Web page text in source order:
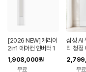
[2026 NEW] 캐리어
2in1 에어컨 인버터 1
등급 멀티형 wifi 17평
+6평 투인원 전국 설
1,908,000원
무료
삼성 AI
리 청정
형 에어
22WRS
무료